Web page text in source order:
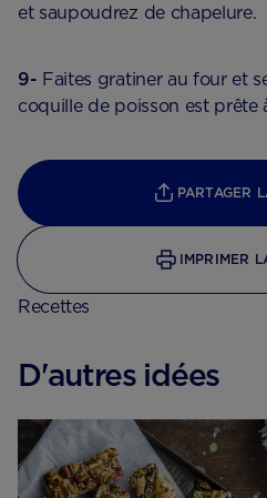
et saupoudrez de chapelure.
9- Faites gratiner au four et
coquille de poisson est prête
PARTAGER
IMPRIMER
Recettes
D'autres idées